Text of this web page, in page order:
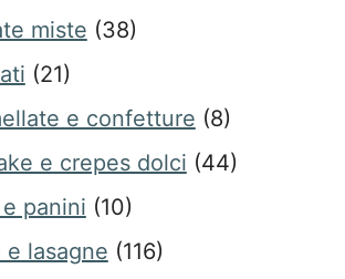
miste (38)
(21)
e confetture (8)
e crepes dolci (44)
panini (10)
e lasagne (116)